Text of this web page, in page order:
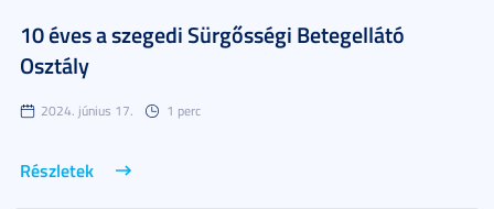
10 éves a szegedi Sürgősségi Betegellátó
Osztály
2024. június 17. 1 perc
Részletek